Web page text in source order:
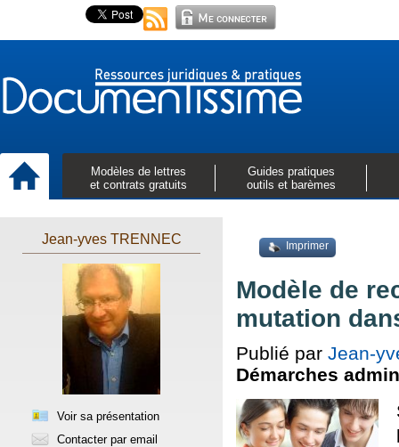
Modèles de lettres
et contrats gratuits
Guides pratiques
outils et barèmes
Jean-yves TRENNEC
Voir sa présentation
Contacter par email
Imprimer
Modèle de
mutation
Publié par Jean-
Démarches